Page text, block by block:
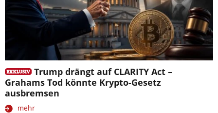
Trump drängt auf CLARITY Act –
Grahams Tod könnte Krypto-Gesetz
ausbremsen
mehr